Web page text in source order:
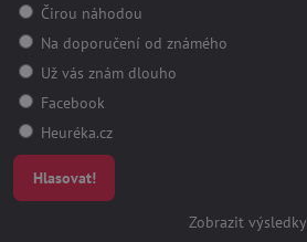
Čirou náhodou
Na doporučení od známého
Už vás znám dlouho
Facebook
Heuréka.cz
Hlasovat!
Zobrazit výsledky